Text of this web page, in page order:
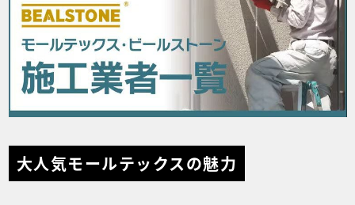
大人気モールテックスの魅力